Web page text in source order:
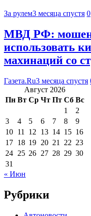
За рулем3 месяца спустя 0
МВД РФ:
использовать
махинаций со
Газета.Ru3 месяца спустя
Август 2026
Пн Вт Ср Чт Пт Сб Вс
1
2
3
4 5 6 7 8
9
10 11 12 13 14 15 16
17 18 19 20 21 22 23
24 25 26 27 28 29 30
31
« Июн
Рубрики